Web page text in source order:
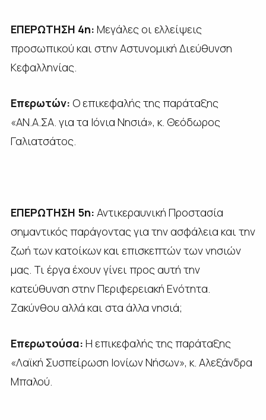
ΕΠΕΡΩΤΗΣΗ 4η: Μεγάλες οι ελλείψεις
προσωπικού και στην Αστυνομική Διεύθυνση
Κεφαλληνίας.
Επερωτών: Ο επικεφαλής της παράταξης
«ΑΝ.Α.ΣΑ. για τα Ιόνια Νησιά», κ. Θεόδωρος
Γαλιατσάτος.
ΕΠΕΡΩΤΗΣΗ 5η: Αντικεραυνική Προστασία
σημαντικός παράγοντας για την ασφάλεια και την
ζωή των κατοίκων και επισκεπτών των νησιών
μας. Τι έργα έχουν γίνει προς αυτή την
κατεύθυνση στην Περιφερειακή Ενότητα.
Ζακύνθου αλλά και στα άλλα νησιά;
Επερωτούσα: Η επικεφαλής της παράταξης
«Λαϊκή Συσπείρωση Ιονίων Νήσων», κ. Αλεξάνδρα
Μπαλού.